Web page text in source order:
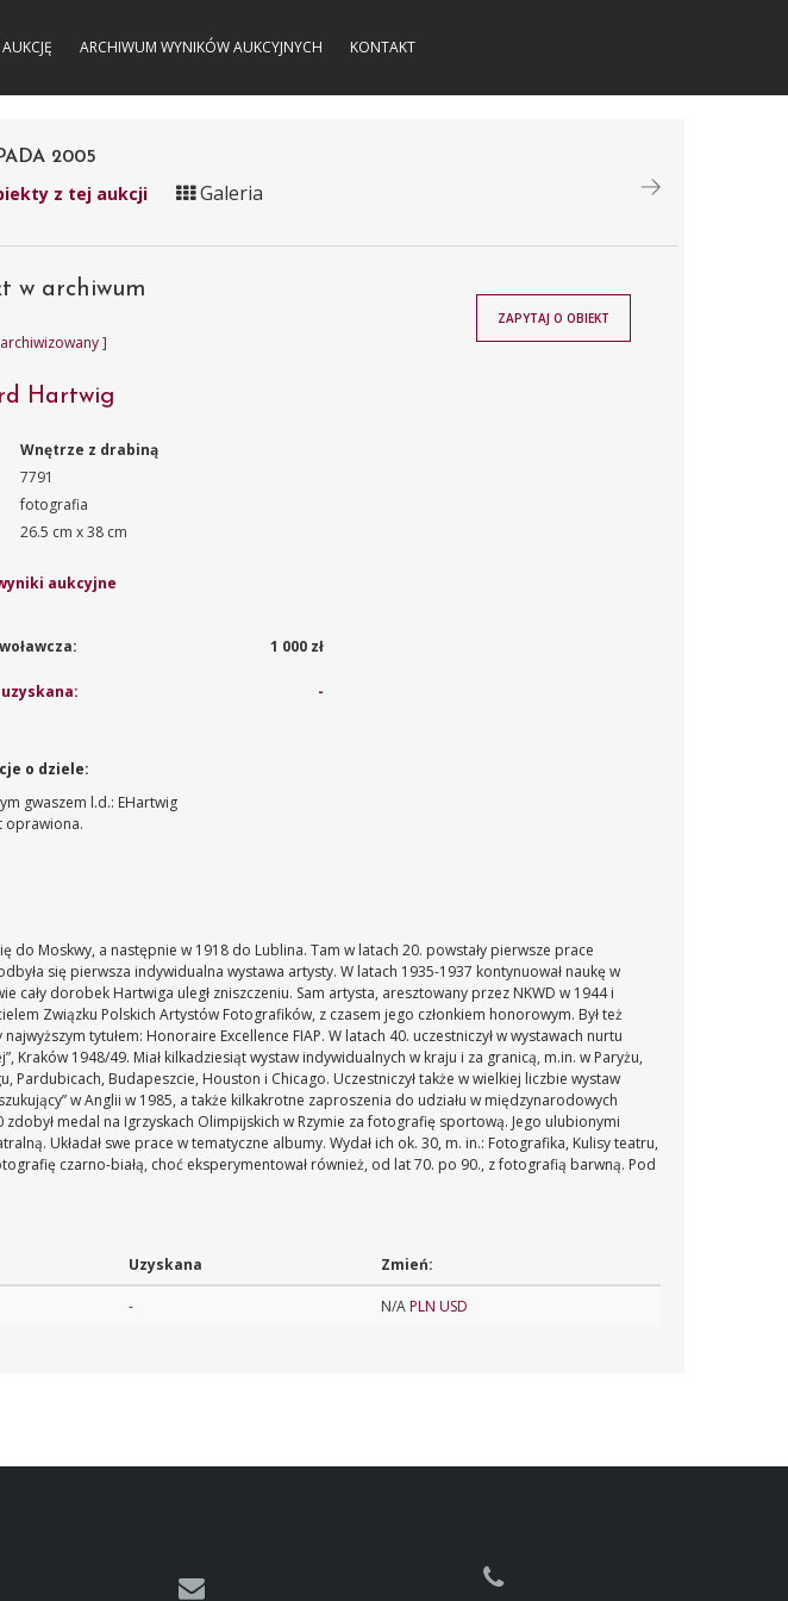
ARCHIWUM WYNIKÓW AUKCYJNYCH KONTAKT
2005
z tej aukcji Galeria
w archiwum
]
Hartwig
Wnętrze z drabiną
7791
fotografia
26.5 cm x 38 cm
aukcyjne
1 000 zł
uzyskana: -
ZAPYTAJ O OBIEKT
o dziele:
gwaszem l.d.: EHartwig
oprawiona.
do Moskwy, a następnie w 1918 do Lublina. Tam w latach 20. powstały pierwsze prace
się pierwsza indywidualna wystawa artysty. W latach 1935-1937 kontynuował naukę w
dorobek Hartwiga uległ zniszczeniu. Sam artysta, aresztowany przez NKWD w 1944 i
Związku Polskich Artystów Fotografików, z czasem jego członkiem honorowym. Był też
tytułem: Honoraire Excellence FIAP. W latach 40. uczestniczył w wystawach nurtu
Kraków 1948/49. Miał kilkadziesiąt wystaw indywidualnych w kraju i za granicą, m.in. w Paryżu,
Budapeszcie, Houston i Chicago. Uczestniczył także w wielkiej liczbie wystaw
w Anglii w 1985, a także kilkakrotne zaproszenia do udziału w międzynarodowych
medal na Igrzyskach Olimpijskich w Rzymie za fotografię sportową. Jego ulubionymi
Układał swe prace w tematyczne albumy. Wydał ich ok. 30, m. in.: Fotografika, Kulisy teatru,
czarno-białą, choć eksperymentował również, od lat 70. po 90., z fotografią barwną. Pod
Uzyskana Zmień:
- N/APLN USD